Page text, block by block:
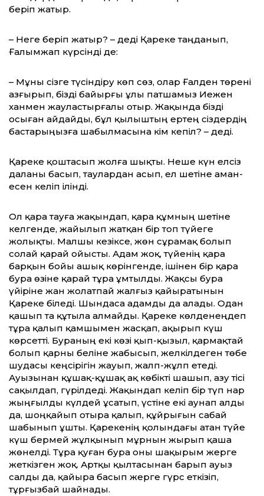
беріп жатыр.
– Неге беріп жатыр? – деді Қареке таңда­нып,
Ғалымжап күрсінді де:
– Мұны сізге түсіндіру көп сөз, олар Ғалден төрені
азғырып, бізді байырғы ұлы патшамыз Иежен
ханмен жауластырғалы отыр. Жақында бізді
осыған айдайды, бұл қылыштың ертең сіздердің
бастарыңызға шабылмасына кім кепіл? – деді.
Қареке қоштасып жолға шықты. Неше күн елсіз
даланы басып, таулардан асып, ел шетіне аман-
есен келіп ілінді.
Ол қара тауға жақындап, қара құмның шетіне
келгенде, жайылып жатқан бір топ түйеге
жолықты. Малшы кезіксе, жөн сұрамақ болып
солай қарай ойысты. Адам жоқ, түйенің қара
барқын бойы аш­ық көрінгенде, ішінен бір қара
бура өзіне қарай тұра ұмтылды. Жақсы бура
үйіріне жан жолатпай жалғыз қайыратынын
Қареке біледі. Шындаса адамды да алады. Одан
қашып та құтыла алмайды. Қареке көлденеңдеп
тұра қалып қамшымен жас­қап, ақырып күш
көрсетті. Бураның екі көзі қып-қызыл, қармақтай
болып қар­ны беліне жабысып, желкілдеген төбе
шудасы кеңсірігін жауып, жалп-жұлп етеді.
Ауызынан құшақ-құшақ ақ көбікті шашып, азу тісі
сақылдап, гүрілдеді. Жақындап келіп бір түп нар
жыңғылды күлдей ұсатып, үстіне екі аунап алды
да, шоңқайып отыра қалып, құйрығын сабай
шабынып ұшты. Қарекенің қолындағы атан түйе
күш бермей жұлқынып мұрнын жырып қаша
жөнелді. Тұра қуған бура оны шақырым жерге
жеткізген жоқ. Артқы қылтасынан барып ауыз
салды да, қайы­ра басып жерге гүрс еткізіп,
тұрғызбай шайнады.